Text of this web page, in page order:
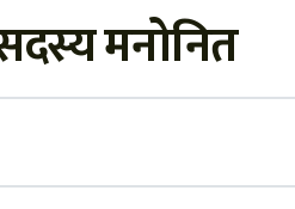
मनोनित